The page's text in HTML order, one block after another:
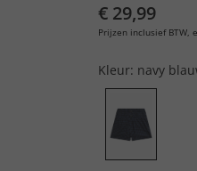
€ 29,99
Prijzen inclusief BTW,
Kleur: navy